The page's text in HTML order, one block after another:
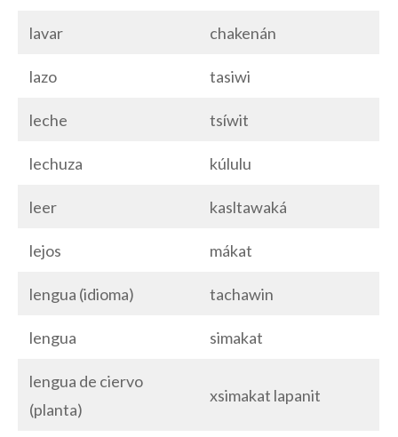
lavar chakenán
lazo tasiwi
leche tsíwit
lechuza kúlulu
leer kasltawaká
lejos mákat
lengua (idioma) tachawin
lengua simakat
lengua de ciervo
(planta)
xsimakat lapanit